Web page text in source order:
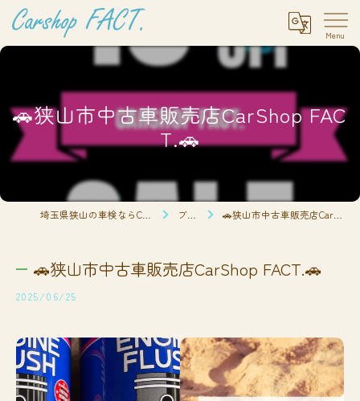
🚗狭山市中古車販売店CarShop FAC
T.🚗
ブログ 🚗狭山市中古車販売店CarShop FACT.🚗
🚗狭山市中古車販売店CarShop FACT.🚗
2025/06/25